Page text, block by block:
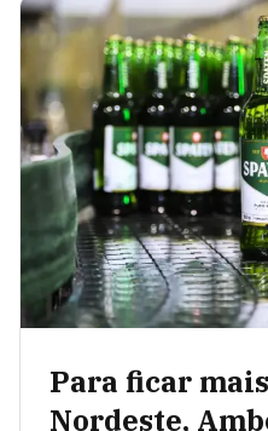
Para ficar
Nordeste,